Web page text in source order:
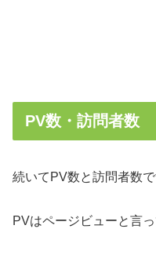
PV数・訪問者数
続いてPV数と訪問者数で
PVはページビューと言